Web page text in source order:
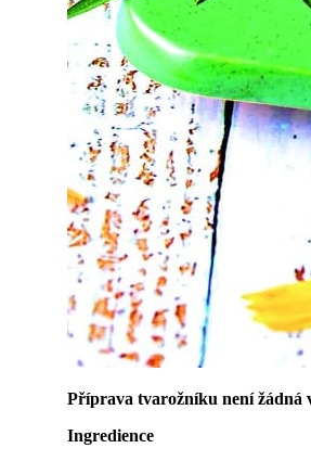
Příprava tvarožníku není žádná
Ingredience